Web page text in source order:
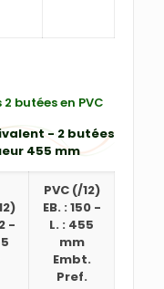
butées en PVC
- 2 butées
455 mm
-
PVC(/12)
EB. : 150-
L. : 455
mm
Embt.
Pref.